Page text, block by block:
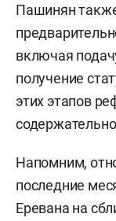
Пашинян
включая
получение
этих этапов
Напомним,
последние
Еревана на